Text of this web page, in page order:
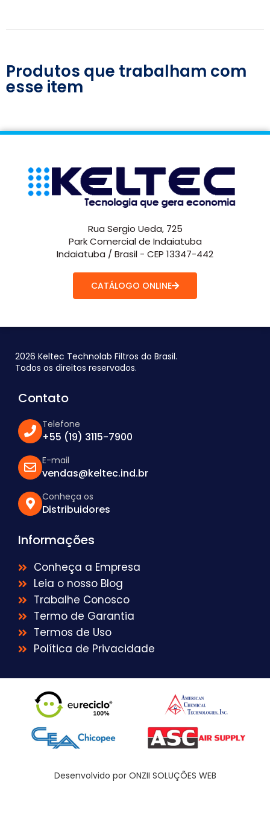
Produtos que trabalham com
esse item
Rua Sergio Ueda, 725
Park Comercial de Indaiatuba
Indaiatuba / Brasil - CEP 13347-442
CATÁLOGO ONLINE
2026 Keltec Technolab Filtros do Brasil.
Todos os direitos reservados.
Contato
Telefone
+55 (19) 3115-7900
E-mail
vendas@keltec.ind.br
Conheça os
Distribuidores
Informações
Conheça a Empresa
Leia o nosso Blog
Trabalhe Conosco
Termo de Garantia
Termos de Uso
Política de Privacidade
Desenvolvido por ONZII SOLUÇÕES WEB